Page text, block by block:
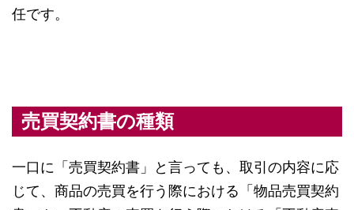
任です。
売買契約書の種類
一口に「売買契約書」と言っても、取引の内容に応
じて、商品の売買を行う際における「物品売買契約